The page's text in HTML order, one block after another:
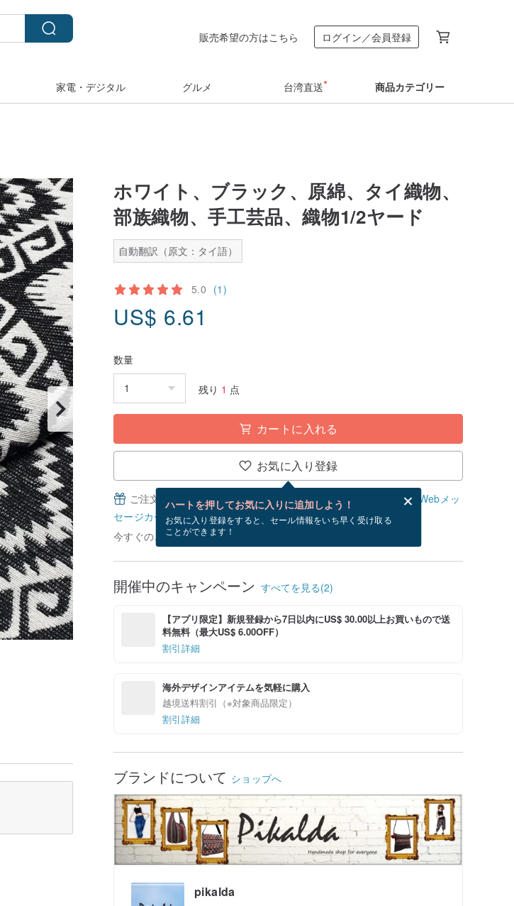
販売希望の方はこちら ログイン／会員登録
家電・デジタル グルメ 台湾直送 商品カテゴリー
ホワイト、ブラック、原綿、タイ織物、
部族織物、手工芸品、織物1/2ヤード
自動翻訳（原文：タイ語）
5.0 (1)
US$ 6.61
数量
残り 1 点
カートに入れる
お気に入り登録
ハートを押してお気に入りに追加しよう！
お気に入り登録をすると、セール情報をいち早く受け取る
ことができます！
ご注文完了後、無料でWebメッセージカードを作成できます。
Webメッ
セージカードとは？
今すぐのご注文で8/15~8/30にお届け予定です。
開催中のキャンペーン すべてを見る(2)
【アプリ限定】新規登録から7日以内にUS$ 30.00以上お買いもので送
料無料（最大US$ 6.00OFF）
割引詳細
海外デザインアイテムを気軽に購入
越境送料割引（※対象商品限定）
割引詳細
ブランドについて ショップへ
pikalda